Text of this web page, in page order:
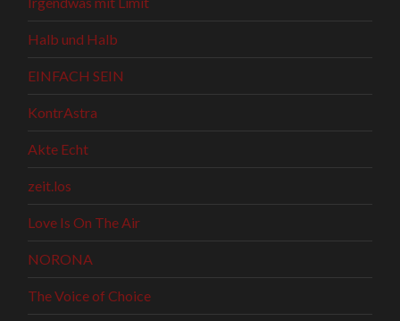
Halb und Halb
EINFACH SEIN
KontrAstra
Akte Echt
zeit.los
Love Is On The Air
NORONA
The Voice of Choice